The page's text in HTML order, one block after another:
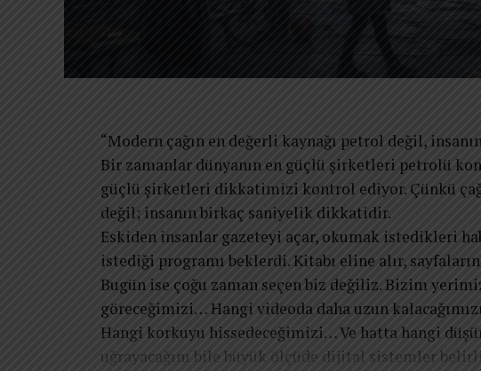
“Modern çağın en değerli kaynağı petrol değil,
Bir zamanlar dünyanın en güçlü şirketleri petrolü
güçlü şirketleri dikkatimizi kontrol ediyor. Çünkü
değil; insanın birkaç saniyelik dikkatidir.
Eskiden insanlar gazeteyi açar, okumak istedikleri
istediği programı beklerdi. Kitabı eline alır,
Bugün ise çoğu zaman seçen biz değiliz. Bizim
göreceğimizi… Hangi videoda daha uzun
Hangi korkuyu hissedeceğimizi… Ve hatta hangi
uğrayacağını bile büyük ölçüde dijital sistemler